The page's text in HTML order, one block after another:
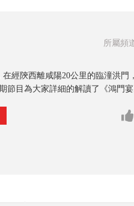
所屬頻
在經陝西離咸陽20公里的臨潼洪
節目為大家詳細的解讀了《鴻門宴